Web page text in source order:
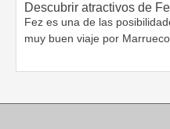
Descubrir atractivos de
Fez es una de las
muy buen viaje por